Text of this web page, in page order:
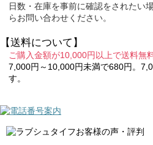
日数・在庫を事前に確認をされたい
らお問い合わせください。
【送料について】
ご購入金額が10,000円以上で送料無料
7,000円～10,000円未満で680円。
す。